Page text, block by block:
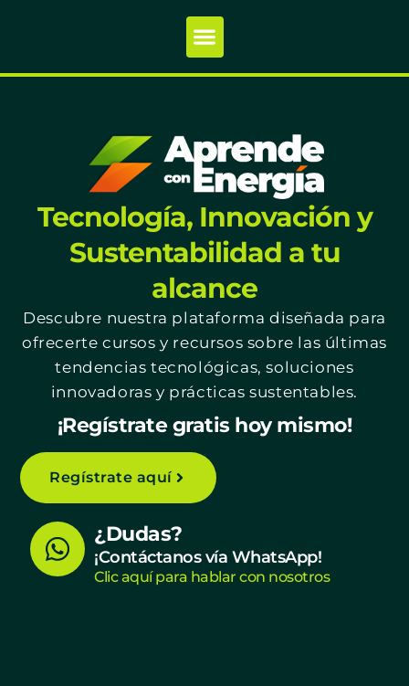
Tecnología, Innovación y
Sustentabilidad a tu
alcance
Descubre nuestra plataforma diseñada para
ofrecerte cursos y recursos sobre las últimas
tendencias tecnológicas, soluciones
innovadoras y prácticas sustentables.
¡Regístrate gratis hoy mismo!
Regístrate aquí
W
h
¿Dudas?
¡Contáctanos vía WhatsApp!
Clic aquí para hablar con nosotros